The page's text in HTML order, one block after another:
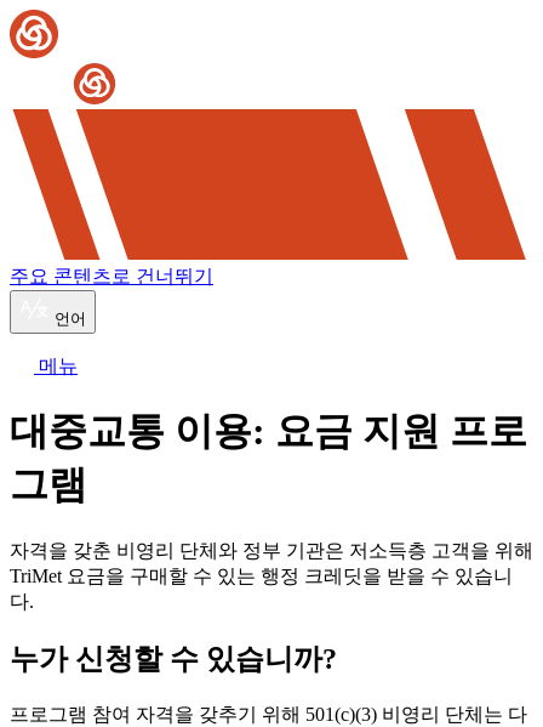
주요 콘텐츠로 건너뛰기
언어
메뉴
대중교통 이용: 요금 지원 프로
그램
자격을 갖춘 비영리 단체와 정부 기관은 저소득층 고객을 위해
TriMet 요금을 구매할 수 있는 행정 크레딧을 받을 수 있습니
다.
누가 신청할 수 있습니까?
프로그램 참여 자격을 갖추기 위해 501(c)(3) 비영리 단체는 다